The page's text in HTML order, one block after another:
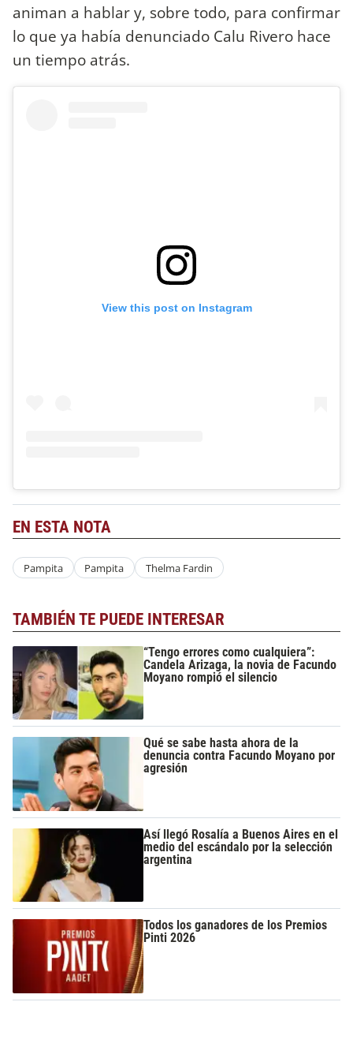
animan a hablar y, sobre todo, para confirmar
lo que ya había denunciado Calu Rivero hace
un tiempo atrás.
View this post on Instagram
EN ESTA NOTA
Pampita Pampita Thelma Fardin
TAMBIÉN TE PUEDE INTERESAR
“Tengo errores como cualquiera”:
Candela Arizaga, la novia de Facundo
Moyano rompió el silencio
Qué se sabe hasta ahora de la
denuncia contra Facundo Moyano por
agresión
Así llegó Rosalía a Buenos Aires en el
medio del escándalo por la selección
argentina
Todos los ganadores de los Premios
Pinti 2026